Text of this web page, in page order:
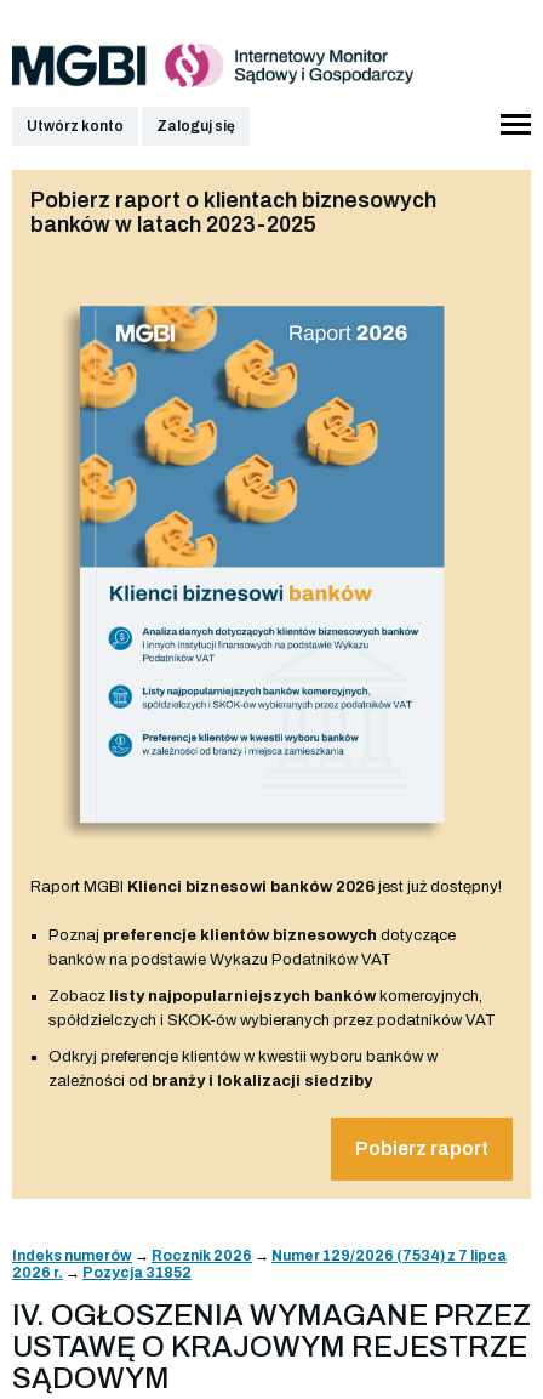
Utwórz konto Zaloguj się
Pobierz raport o klientach biznesowych
banków w latach 2023-2025
Raport MGBI Klienci biznesowi banków 2026 jest już dostępny!
Poznaj preferencje klientów biznesowych dotyczące
banków na podstawie Wykazu Podatników VAT
Zobacz listy najpopularniejszych bankówkomercyjnych,
spółdzielczych i SKOK-ów wybieranych przez podatników VAT
Odkryj preferencje klientów w kwestii wyboru banków w
zależności od branży i lokalizacji siedziby
Pobierz raport
Indeks numerów → Rocznik 2026 → Numer 129/2026 (7534) z 7 lipca
2026 r. → Pozycja 31852
IV. OGŁOSZENIA WYMAGANE PRZEZ
USTAWĘ O KRAJOWYM REJESTRZE
SĄDOWYM